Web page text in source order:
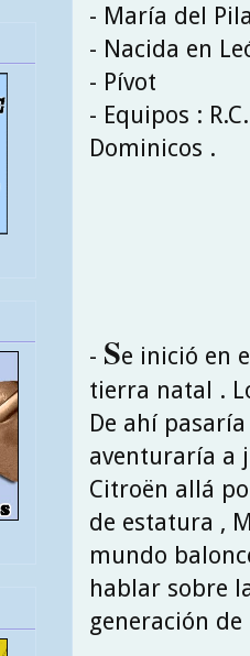
- María del
- Nacida en
- Pívot
- Equipos :
Dominicos .
- Se inició en
tierra natal .
De ahí
aventuraría a
Citroën allá
de estatura ,
mundo
hablar sobre
generación